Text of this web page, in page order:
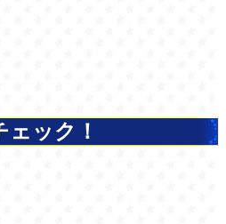
ェック！